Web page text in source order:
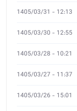
12:13 - 1405/03/31
12:55 - 1405/03/30
10:21 - 1405/03/28
11:37 - 1405/03/27
15:01 - 1405/03/26